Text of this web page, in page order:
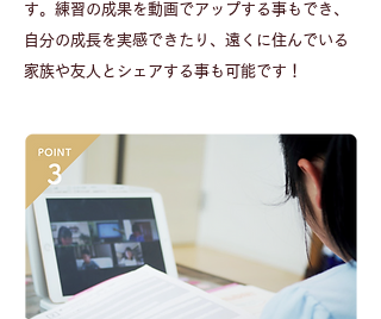
す。練習の成果を動画でアップする事もでき、
自分の成長を実感できたり、遠くに住んでいる
家族や友人とシェアする事も可能です！